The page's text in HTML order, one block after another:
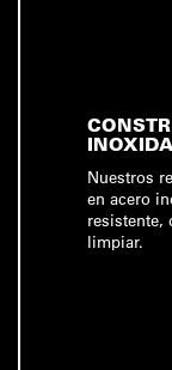
Nuestros
en acero
resistente,
limpiar.